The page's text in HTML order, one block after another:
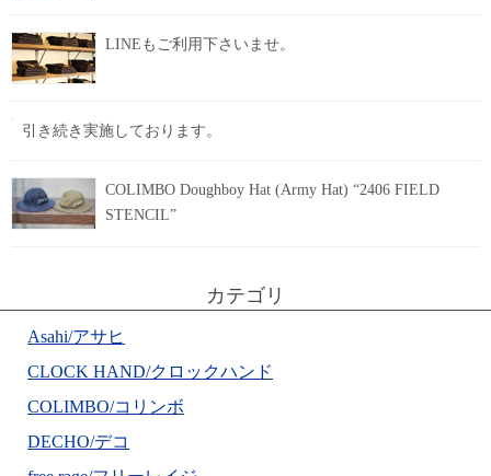
LINEもご利用下さいませ。
引き続き実施しております。
COLIMBO Doughboy Hat (Army Hat) “2406 FIELD
STENCIL”
カテゴリ
Asahi/アサヒ
CLOCK HAND/クロックハンド
COLIMBO/コリンボ
DECHO/デコ